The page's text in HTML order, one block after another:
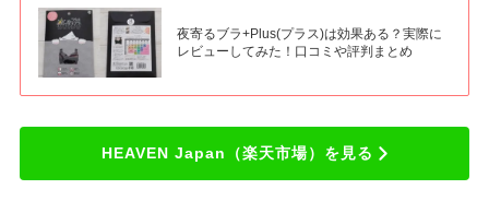
夜寄るブラ+Plus(プラス)は効果ある？実際に
レビューしてみた！口コミや評判まとめ
HEAVEN Japan（楽天市場）を見る